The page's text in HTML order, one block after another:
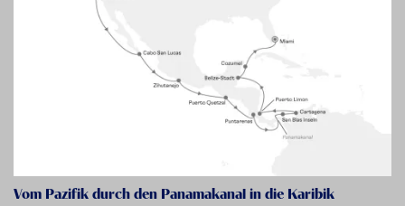
Vom Pazifik durch den Panamakanal in die Karibik